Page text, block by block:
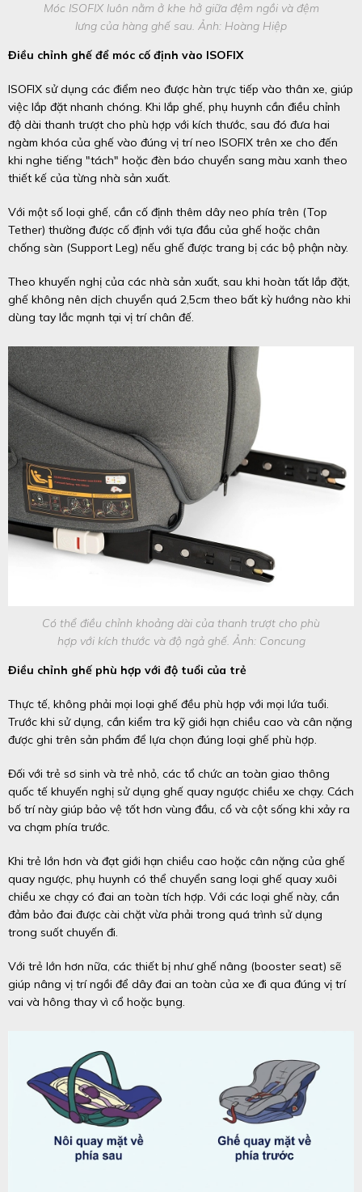
Móc ISOFIX luôn nằm ở khe hở giữa đệm ngồi và đệm
lưng của hàng ghế sau. Ảnh: Hoàng Hiệp
Điều chỉnh ghế để móc cố định vào ISOFIX
ISOFIX sử dụng các điểm neo được hàn trực tiếp vào thân xe, giúp
việc lắp đặt nhanh chóng. Khi lắp ghế, phụ huynh cần điều chỉnh
độ dài thanh trượt cho phù hợp với kích thước, sau đó đưa hai
ngàm khóa của ghế vào đúng vị trí neo ISOFIX trên xe cho đến
khi nghe tiếng "tách" hoặc đèn báo chuyển sang màu xanh theo
thiết kế của từng nhà sản xuất.
Với một số loại ghế, cần cố định thêm dây neo phía trên (Top
Tether) thường được cố định với tựa đầu của ghế hoặc chân
chống sàn (Support Leg) nếu ghế được trang bị các bộ phận này.
Theo khuyến nghị của các nhà sản xuất, sau khi hoàn tất lắp đặt,
ghế không nên dịch chuyển quá 2,5cm theo bất kỳ hướng nào khi
dùng tay lắc mạnh tại vị trí chân đế.
Có thể điều chỉnh khoảng dài của thanh trượt cho phù
hợp với kích thước và độ ngả ghế. Ảnh: Concung
Điều chỉnh ghế phù hợp với độ tuổi của trẻ
Thực tế, không phải mọi loại ghế đều phù hợp với mọi lứa tuổi.
Trước khi sử dụng, cần kiểm tra kỹ giới hạn chiều cao và cân nặng
được ghi trên sản phẩm để lựa chọn đúng loại ghế phù hợp.
Đối với trẻ sơ sinh và trẻ nhỏ, các tổ chức an toàn giao thông
quốc tế khuyến nghị sử dụng ghế quay ngược chiều xe chạy. Cách
bố trí này giúp bảo vệ tốt hơn vùng đầu, cổ và cột sống khi xảy ra
va chạm phía trước.
Khi trẻ lớn hơn và đạt giới hạn chiều cao hoặc cân nặng của ghế
quay ngược, phụ huynh có thể chuyển sang loại ghế quay xuôi
chiều xe chạy có đai an toàn tích hợp. Với các loại ghế này, cần
đảm bảo đai được cài chặt vừa phải trong quá trình sử dụng
trong suốt chuyến đi.
Với trẻ lớn hơn nữa, các thiết bị như ghế nâng (booster seat) sẽ
giúp nâng vị trí ngồi để dây đai an toàn của xe đi qua đúng vị trí
vai và hông thay vì cổ hoặc bụng.